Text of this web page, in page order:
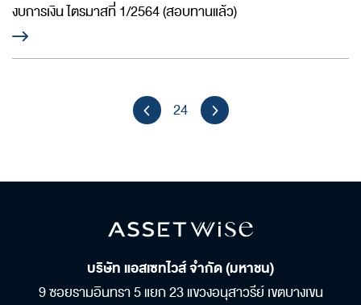
งบการเงิน ไตรมาสที่ 1/2564 (สอบทานแล้ว)
24
บริษัท แอสเซทไวส์ จำกัด (มหาชน)
9 ซอยรามอินทรา 5 แยก 23แขวงอนุสาวรีย์ เขตบางเขน